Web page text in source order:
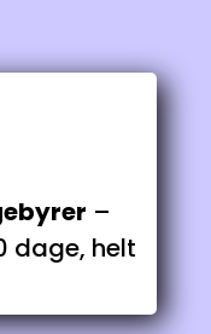
–
dage, helt